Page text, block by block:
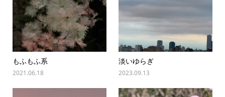
もふもふ系
2021.06.18
淡いゆらぎ
2023.09.13